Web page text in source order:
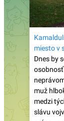
Španielsko:
čerstvú
cirkevné
Známy
dnes dožíva
mladosti som
Bývalý
„Každý z nás